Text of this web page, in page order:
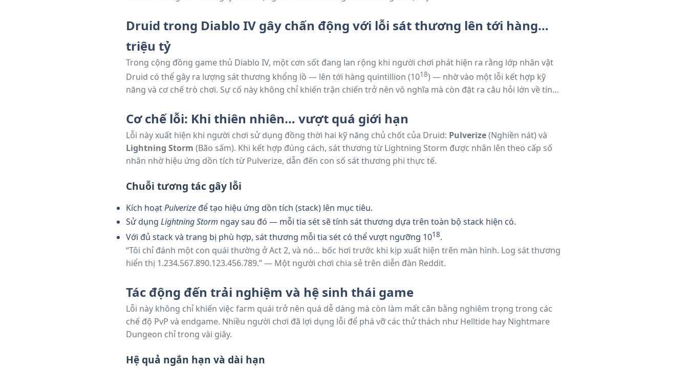
Druid trong Diablo IV gây chấn động với lỗi sát thương lên tới hàng…
triệu tỷ
Trong cộng đồng game thủ Diablo IV, một cơn sốt đang lan rộng khi người chơi phát hiện ra rằng lớp nhân vật
Druid có thể gây ra lượng sát thương khổng lồ — lên tới hàng quintillion (1018) — nhờ vào một lỗi kết hợp kỹ
năng và cơ chế trò chơi. Sự cố này không chỉ khiến trận chiến trở nên vô nghĩa mà còn đặt ra câu hỏi lớn về tính
Cơ chế lỗi: Khi thiên nhiên… vượt quá giới hạn
Lỗi này xuất hiện khi người chơi sử dụng đồng thời hai kỹ năng chủ chốt của Druid: Pulverize(Nghiền nát) và
Lightning Storm (Bão sấm). Khi kết hợp đúng cách, sát thương từ Lightning Storm được nhân lên theo cấp số
nhân nhờ hiệu ứng dồn tích từ Pulverize, dẫn đến con số sát thương phi thực tế.
Chuỗi tương tác gây lỗi
Kích hoạtPulverize để tạo hiệu ứng dồn tích (stack) lên mục tiêu.
Sử dụng Lightning Storm ngay sau đó — mỗi tia sét sẽ tính sát thương dựa trên toàn bộ stack hiện có.
Với đủ stack và trang bị phù hợp, sát thương mỗi tia sét có thể vượt ngưỡng 1018.
“Tôi chỉ đánh một con quái thường ở Act 2, và nó… bốc hơi trước khi kịp xuất hiện trên màn hình. Log sát thương
hiển thị 1.234.567.890.123.456.789.” — Một người chơi chia sẻ trên diễn đàn Reddit.
Tác động đến trải nghiệm và hệ sinh thái game
Lỗi này không chỉ khiến việc farm quái trở nên quá dễ dàng mà còn làm mất cân bằng nghiêm trọng trong các
chế độ PvP và endgame. Nhiều người chơi đã lợi dụng lỗi để phá vỡ các thử thách như Helltide hay Nightmare
Dungeon chỉ trong vài giây.
Hệ quả ngắn hạn và dài hạn